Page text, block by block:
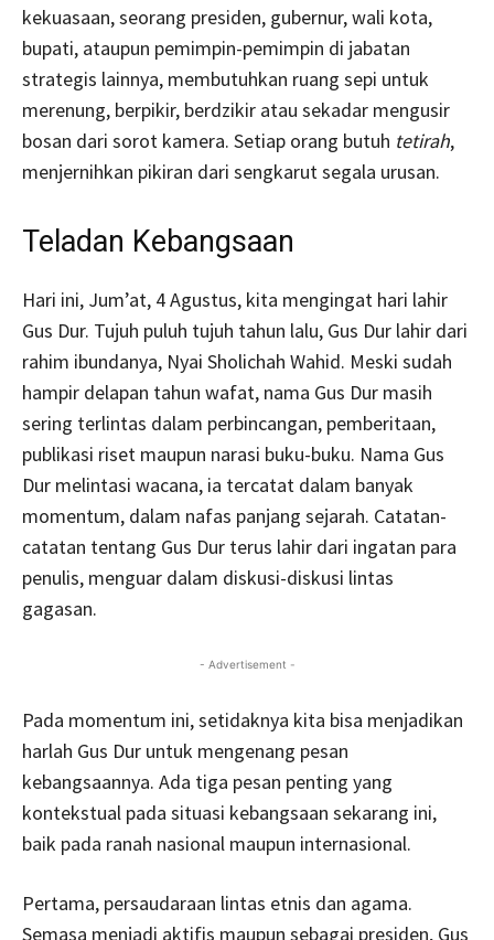
kekuasaan, seorang presiden, gubernur, wali kota,
bupati, ataupun pemimpin-pemimpin di jabatan
strategis lainnya, membutuhkan ruang sepi untuk
merenung, berpikir, berdzikir atau sekadar mengusir
bosan dari sorot kamera. Setiap orang butuh tetirah,
menjernihkan pikiran dari sengkarut segala urusan.
Teladan Kebangsaan
Hari ini, Jum’at, 4 Agustus, kita mengingat hari lahir
Gus Dur. Tujuh puluh tujuh tahun lalu, Gus Dur lahir dari
rahim ibundanya, Nyai Sholichah Wahid. Meski sudah
hampir delapan tahun wafat, nama Gus Dur masih
sering terlintas dalam perbincangan, pemberitaan,
publikasi riset maupun narasi buku-buku. Nama Gus
Dur melintasi wacana, ia tercatat dalam banyak
momentum, dalam nafas panjang sejarah. Catatan-
catatan tentang Gus Dur terus lahir dari ingatan para
penulis, menguar dalam diskusi-diskusi lintas
gagasan.
- Advertisement -
Pada momentum ini, setidaknya kita bisa menjadikan
harlah Gus Dur untuk mengenang pesan
kebangsaannya. Ada tiga pesan penting yang
kontekstual pada situasi kebangsaan sekarang ini,
baik pada ranah nasional maupun internasional.
Pertama, persaudaraan lintas etnis dan agama.
Semasa menjadi aktifis maupun sebagai presiden, Gus